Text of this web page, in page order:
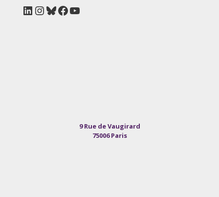
LinkedIn
Instagram
Bluesky
Facebook
YouTube
9 Rue de Vaugirard
75006 Paris